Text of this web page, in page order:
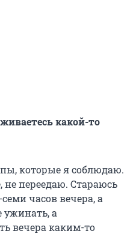
какой-то
которые я соблюдаю.
не переедаю. Стараюсь
часов вечера, а
а
вечера каким-то